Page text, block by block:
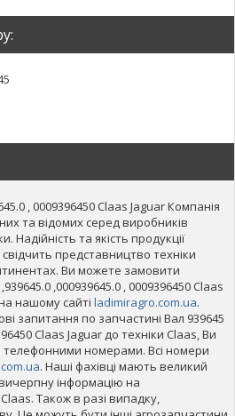
, 0009396450 Claas Jaguar Компанія
та відомих серед виробників
Надійність та якість продукції
представництво техніки
Ви можете замовити
,000939645.0 , 0009396450 Claas
нашому сайті ladimiragro.com.ua.
запитання по запчастині Вал 939645
Claas Jaguar до техніки Claas, Ви
номерами. Всі номери
. Наші фахівці мають великий
інформацію на
Також в разі випадку,